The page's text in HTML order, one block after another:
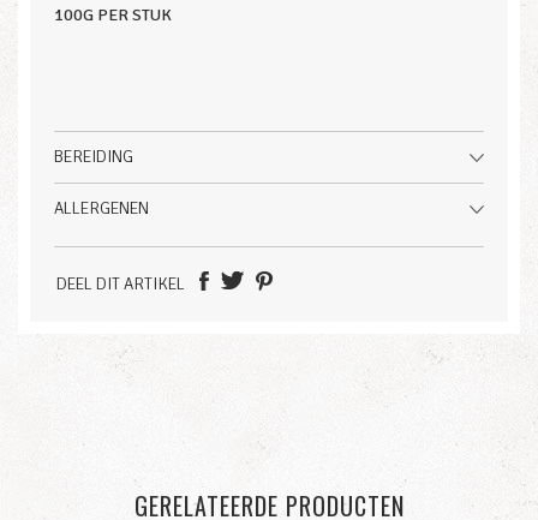
100G PER STUK
BEREIDING
ALLERGENEN
DEEL DIT ARTIKEL
GERELATEERDE PRODUCTEN